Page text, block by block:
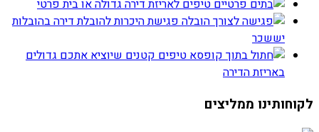
טיפים לאריזת דירה גדולה או בית פרטי
פגישת היכרות להובלת דירה בהובלות
יששכר
טיפים קטנים שיוציא אתכם גדולים
באריזת הדירה
לקוחותינו ממליצים